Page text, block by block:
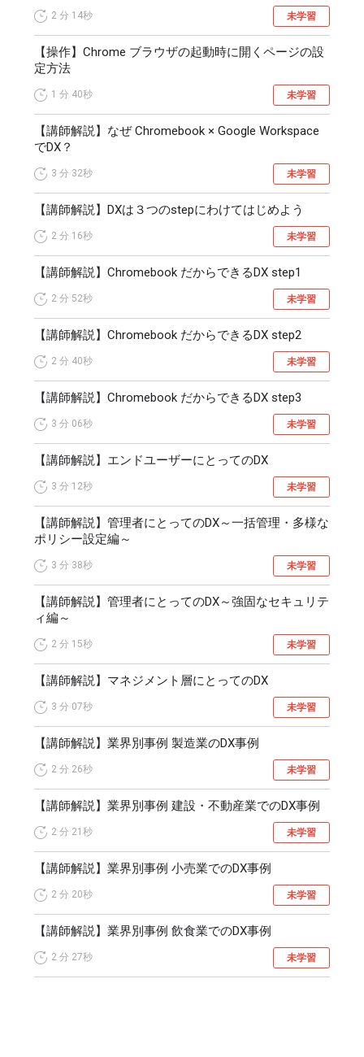
2 分 14秒 未学習
【操作】Chrome ブラウザの起動時に開くページの設
定方法
1 分 40秒 未学習
【講師解説】なぜ Chromebook × Google Workspace
でDX？
3 分 32秒 未学習
【講師解説】DXは３つのstepにわけてはじめよう
2 分 16秒 未学習
【講師解説】Chromebook だからできるDX step1
2 分 52秒 未学習
【講師解説】Chromebook だからできるDX step2
2 分 40秒 未学習
【講師解説】Chromebook だからできるDX step3
3 分 06秒 未学習
【講師解説】エンドユーザーにとってのDX
3 分 12秒 未学習
【講師解説】管理者にとってのDX～一括管理・多様な
ポリシー設定編～
3 分 38秒 未学習
【講師解説】管理者にとってのDX～強固なセキュリテ
ィ編～
2 分 15秒 未学習
【講師解説】マネジメント層にとってのDX
3 分 07秒 未学習
【講師解説】業界別事例 製造業のDX事例
2 分 26秒 未学習
【講師解説】業界別事例 建設・不動産業でのDX事例
2 分 21秒 未学習
【講師解説】業界別事例 小売業でのDX事例
2 分 20秒 未学習
【講師解説】業界別事例 飲食業でのDX事例
2 分 27秒 未学習